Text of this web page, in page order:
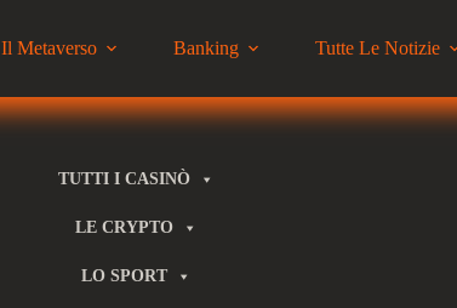
Il Metaverso Banking Tutte Le Notizie
TUTTI I CASINÒ
LE CRYPTO
LO SPORT